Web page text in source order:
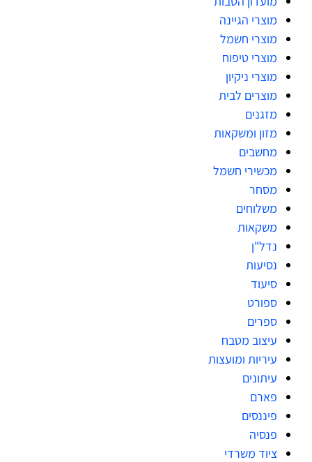
מוצרי הגיינה
מוצרי חשמל
מוצרי טיפוח
מוצרי ניקיון
מוצרים לבית
מזגנים
מזון ומשקאות
מחשבים
מכשירי חשמל
מסחר
משלוחים
משקאות
נדל"ן
נסיעות
סיעוד
ספורט
ספרים
עיצוב מטבח
עיריות ומועצות
עיתונים
פארם
פיננסים
פנסיה
ציוד משרדי